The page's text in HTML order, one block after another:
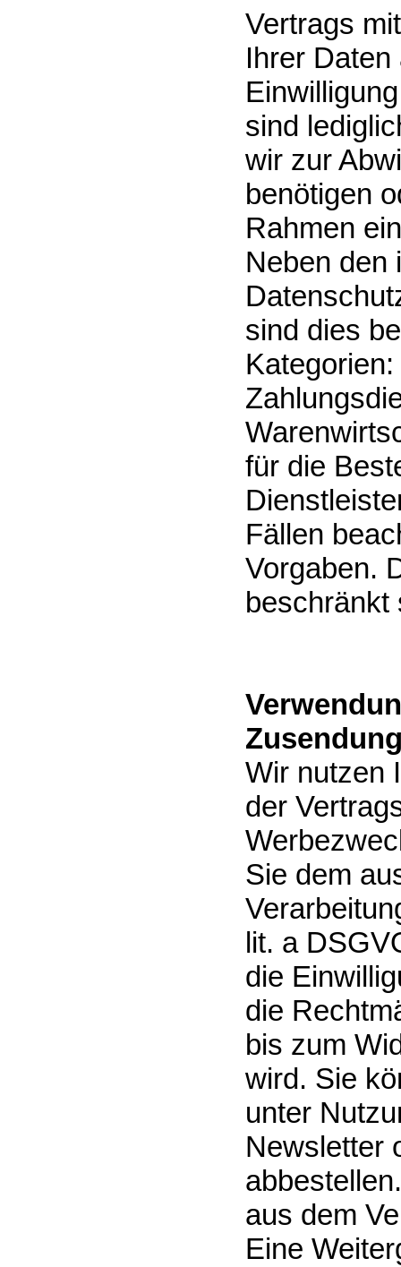
Vertrags
Ihrer
sind
wir zur
benötigen
Rahmen
Neben den
sind dies
für die
Fällen
Vorgaben.
beschränkt
Wir nutzen
der
Sie dem
lit. a
die
die
bis zum
wird. Sie
unter
Newsletter
aus dem
Eine